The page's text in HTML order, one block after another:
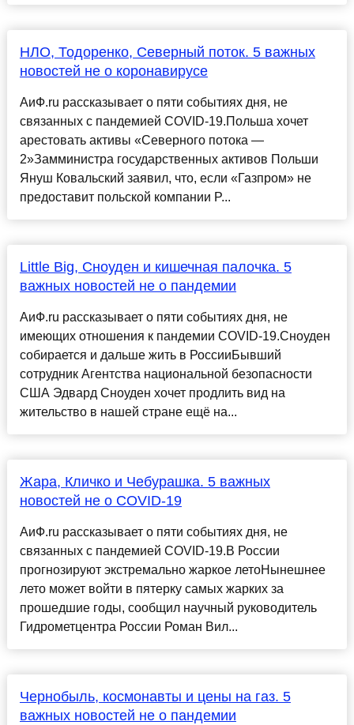
НЛО, Тодоренко, Северный поток. 5 важных
новостей не о коронавирусе
АиФ.ru рассказывает о пяти событиях дня, не
связанных с пандемией COVID-19.Польша хочет
арестовать активы «Северного потока —
2»Замминистра государственных активов Польши
Януш Ковальский заявил, что, если «Газпром» не
предоставит польской компании P...
Little Big, Сноуден и кишечная палочка. 5
важных новостей не о пандемии
АиФ.ru рассказывает о пяти событиях дня, не
имеющих отношения к пандемии COVID-19.Сноуден
собирается и дальше жить в РоссииБывший
сотрудник Агентства национальной безопасности
США Эдвард Сноуден хочет продлить вид на
жительство в нашей стране ещё на...
Жара, Кличко и Чебурашка. 5 важных
новостей не о COVID-19
АиФ.ru рассказывает о пяти событиях дня, не
связанных с пандемией COVID-19.В России
прогнозируют экстремально жаркое летоНынешнее
лето может войти в пятерку самых жарких за
прошедшие годы, сообщил научный руководитель
Гидрометцентра России Роман Вил...
Чернобыль, космонавты и цены на газ. 5
важных новостей не о пандемии